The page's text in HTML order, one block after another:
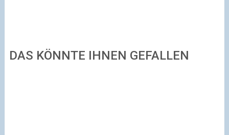
DAS KÖNNTE IHNEN GEFALLEN